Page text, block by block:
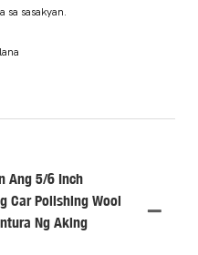
sa sasakyan.
Ang 5/6 Inch
Car Polishing Wool
Ng Aking